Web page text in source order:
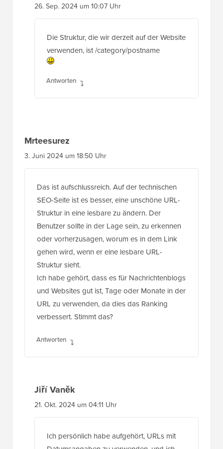
26. Sep. 2024 um 10:07 Uhr
Die Struktur, die wir derzeit auf der Website
verwenden, ist /category/postname
Antworten
Mrteesurez
3. Juni 2024 um 18:50 Uhr
Das ist aufschlussreich. Auf der technischen
SEO-Seite ist es besser, eine unschöne URL-
Struktur in eine lesbare zu ändern. Der
Benutzer sollte in der Lage sein, zu erkennen
oder vorherzusagen, worum es in dem Link
gehen wird, wenn er eine lesbare URL-
Struktur sieht.
Ich habe gehört, dass es für Nachrichtenblogs
und Websites gut ist, Tage oder Monate in der
URL zu verwenden, da dies das Ranking
verbessert. Stimmt das?
Antworten
Jiří Vaněk
21. Okt. 2024 um 04:11 Uhr
Ich persönlich habe aufgehört, URLs mit